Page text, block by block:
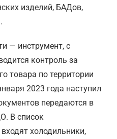
изделий, БАДов,
— инструмент, с
контроль за
товара по территории
2023 года наступил
передаются в
В список
холодильники,